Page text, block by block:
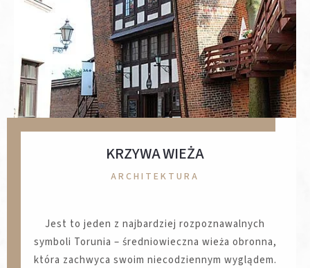
KRZYWA WIEŻA
ARCHITEKTURA
Jest to jeden z najbardziej rozpoznawalnych
symboli Torunia – średniowieczna wieża obronna,
która zachwyca swoim niecodziennym wyglądem.